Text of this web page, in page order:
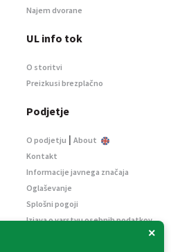
×
Najem dvorane
UL info tok
O storitvi
Preizkusi brezplačno
Podjetje
O podjetju | About
Kontakt
Informacije javnega značaja
Oglaševanje
Splošni pogoji
Izjava o varstvu osebnih podatkov